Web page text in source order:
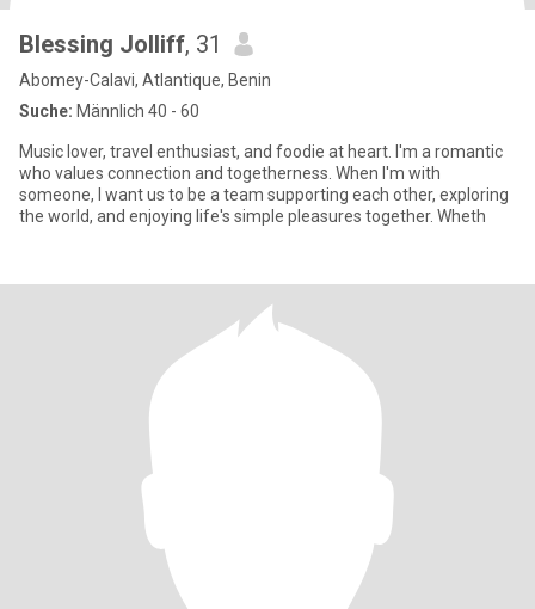
Blessing Jolliff, 31
Abomey-Calavi, Atlantique, Benin
Suche: Männlich 40 - 60
Music lover, travel enthusiast, and foodie at heart. I'm a romantic
who values connection and togetherness. When I'm with
someone, I want us to be a team supporting each other, exploring
the world, and enjoying life's simple pleasures together. Wheth